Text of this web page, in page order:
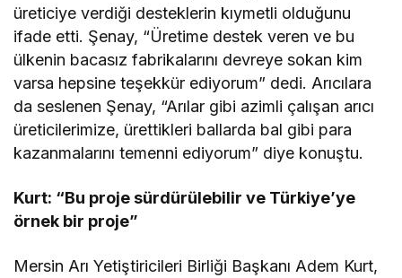
üreticiye verdiği desteklerin kıymetli olduğunu
ifade etti. Şenay, “Üretime destek veren ve bu
ülkenin bacasız fabrikalarını devreye sokan kim
varsa hepsine teşekkür ediyorum” dedi. Arıcılara
da seslenen Şenay, “Arılar gibi azimli çalışan arıcı
üreticilerimize, ürettikleri ballarda bal gibi para
kazanmalarını temenni ediyorum” diye konuştu.
Kurt: “Bu proje sürdürülebilir ve Türkiye’ye
örnek bir proje”
Mersin Arı Yetiştiricileri Birliği Başkanı Adem Kurt,